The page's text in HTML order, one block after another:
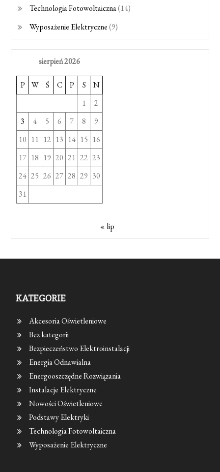
Technologia Fotowoltaiczna(14)
Wyposażenie Elektryczne(9)
sierpień 2026
P W Ś C P S
N
1
2
3
4 5 6 7 8
9
10 11 12 13 14 15 16
17 18 19 20 21 22 23
24 25 26 27 28 29 30
31
« lip
KATEGORIE
Akcesoria Oświetleniowe
Bez kategorii
Bezpieczeństwo Elektroinstalacji
Energia Odnawialna
Energooszczędne Rozwiązania
Instalacje Elektryczne
Nowości Oświetleniowe
Podstawy Elektryki
Technologia Fotowoltaiczna
Wyposażenie Elektryczne